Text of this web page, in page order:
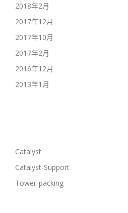
2018年2月
2017年12月
2017年10月
2017年2月
2016年12月
2013年1月
Catalyst
Catalyst-Support
Tower-packing